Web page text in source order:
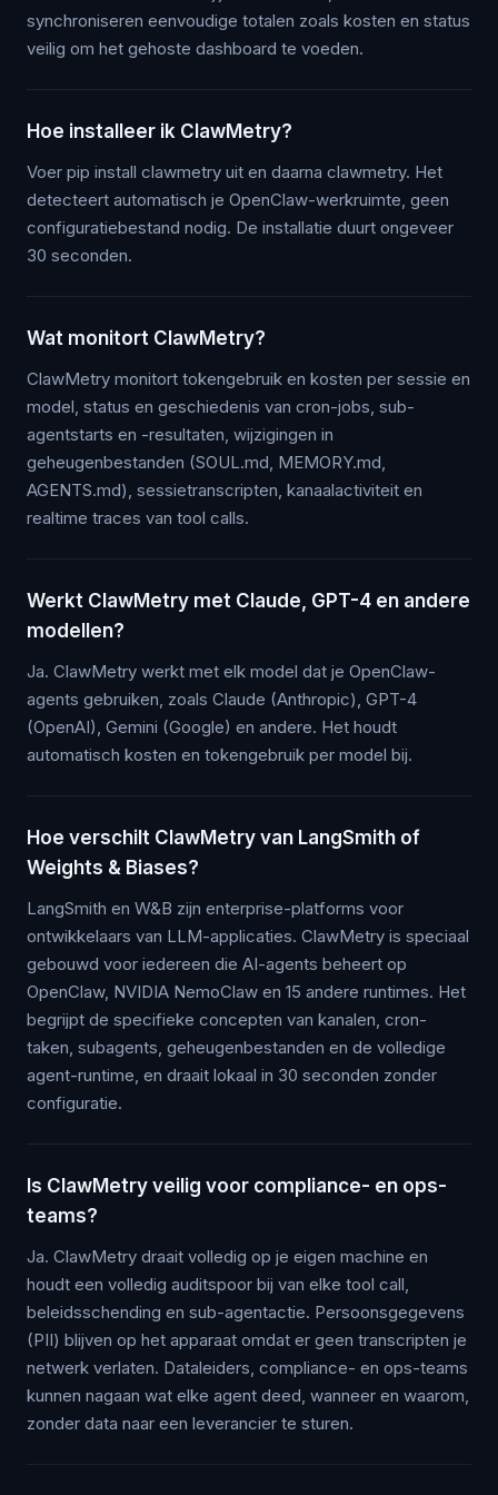
synchroniseren eenvoudige totalen zoals kosten en status
veilig om het gehoste dashboard te voeden.
Hoe installeer ik ClawMetry?
Voer pip install clawmetry uit en daarna clawmetry. Het
detecteert automatisch je OpenClaw-werkruimte, geen
configuratiebestand nodig. De installatie duurt ongeveer
30 seconden.
Wat monitort ClawMetry?
ClawMetry monitort tokengebruik en kosten per sessie en
model, status en geschiedenis van cron-jobs, sub-
agentstarts en -resultaten, wijzigingen in
geheugenbestanden (SOUL.md, MEMORY.md,
AGENTS.md), sessietranscripten, kanaalactiviteit en
realtime traces van tool calls.
Werkt ClawMetry met Claude, GPT-4 en andere
modellen?
Ja. ClawMetry werkt met elk model dat je OpenClaw-
agents gebruiken, zoals Claude (Anthropic), GPT-4
(OpenAI), Gemini (Google) en andere. Het houdt
automatisch kosten en tokengebruik per model bij.
Hoe verschilt ClawMetry van LangSmith of
Weights & Biases?
LangSmith en W&B zijn enterprise-platforms voor
ontwikkelaars van LLM-applicaties. ClawMetry is speciaal
gebouwd voor iedereen die AI-agents beheert op
OpenClaw, NVIDIA NemoClaw en 15 andere runtimes. Het
begrijpt de specifieke concepten van kanalen, cron-
taken, subagents, geheugenbestanden en de volledige
agent-runtime, en draait lokaal in 30 seconden zonder
configuratie.
Is ClawMetry veilig voor compliance- en ops-
teams?
Ja. ClawMetry draait volledig op je eigen machine en
houdt een volledig auditspoor bij van elke tool call,
beleidsschending en sub-agentactie. Persoonsgegevens
(PII) blijven op het apparaat omdat er geen transcripten je
netwerk verlaten. Dataleiders, compliance- en ops-teams
kunnen nagaan wat elke agent deed, wanneer en waarom,
zonder data naar een leverancier te sturen.